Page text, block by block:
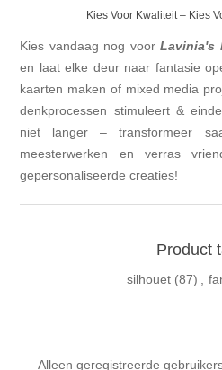
Kies Voor Kwaliteit – Kies
Kies vandaag nog voorLavinia's
en laat elke deur naar fantasie
kaarten maken of mixed media
denkprocessen stimuleert &
niet langer – transformeer
meesterwerken en verras
gepersonaliseerde creaties!
Product
silhouet (87) ,
Alleen geregistreerde